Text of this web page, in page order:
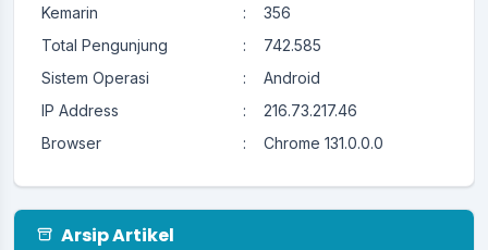
Kemarin :
356
Total Pengunjung
:
742.585
Sistem Operasi
:
Android
IP Address
:
216.73.217.46
Browser
: Chrome 131.0.0.0
Arsip Artikel